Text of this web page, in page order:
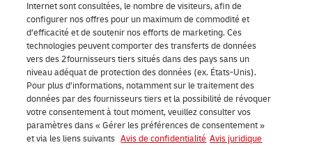
Internet sont consultées, le nombre de visiteurs, afin de
configurer nos offres pour un maximum de commodité et
d’efficacité et de soutenir nos efforts de marketing. Ces
technologies peuvent comporter des transferts de données
vers des 2fournisseurs tiers situés dans des pays sans un
niveau adéquat de protection des données (ex. États-Unis).
Pour plus d’informations, notamment sur le traitement des
données par des fournisseurs tiers et la possibilité de révoquer
votre consentement à tout moment, veuillez consulter vos
paramètres dans « Gérer les préférences de consentement »
et via les liens suivants Avis de confidentialité Avis juridique